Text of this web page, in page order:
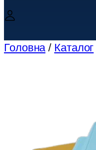
Головна/ Каталог